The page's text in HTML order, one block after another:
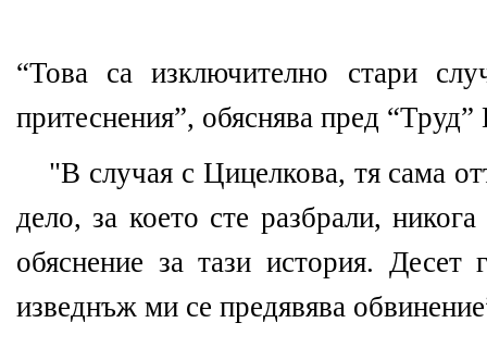
“Това са изключително стари
притеснения”, обяснява пред
"В случая с Цицелкова, тя сама
дело, за което сте разбрали,
обяснение за тази история.
изведнъж ми се предявява